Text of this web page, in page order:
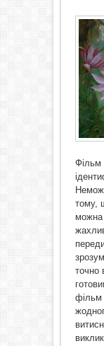
Фільм
тому,
можна
точно
фільм